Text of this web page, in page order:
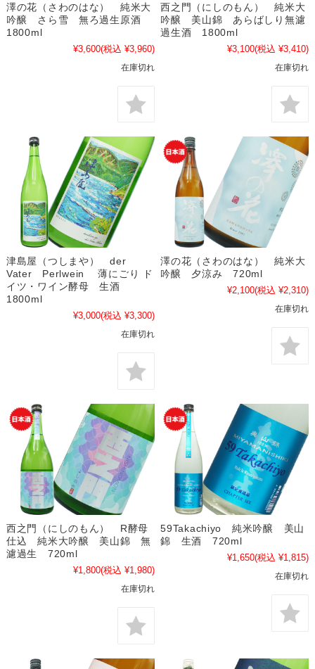
澤の花（さわのはな） 純米大
吟醸 さら雪 無ろ過生原酒
1800ml
¥3,600(税込 ¥3,960)
在庫切れ
西之門（にしのもん） 純米大
吟醸 美山錦 あらばしり無濾
過生酒 1800ml
¥3,100(税込 ¥3,410)
在庫切れ
津島屋（つしまや） der
Vater Perlwein 薄にごり ド
イツ・ワイン酵母 生酒
1800ml
¥3,000(税込 ¥3,300)
在庫切れ
澤の花（さわのはな） 純米大
吟醸 夕涼み 720ml
¥2,100(税込 ¥2,310)
在庫切れ
西之門（にしのもん） R酵母
仕込 純米大吟醸 美山錦 無
濾過生 720ml
¥1,800(税込 ¥1,980)
在庫切れ
59Takachiyo 純米吟醸 美山
錦 生酒 720ml
¥1,650(税込 ¥1,815)
在庫切れ